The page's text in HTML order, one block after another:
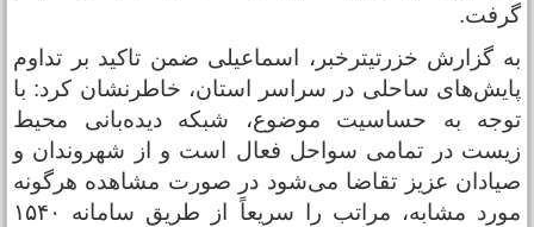
گزارش خزرتیترخبر، اسماعیلی ضمن تاکید بر تداوم
ساحلی در سراسر استان، خاطرنشان کرد: با
به حساسیت موضوع، شبکه دیده‌بانی محیط
در تمامی سواحل فعال است و از شهروندان و
عزیز تقاضا می‌شود در صورت مشاهده هرگونه
مورد مشابه، مراتب را سریعاً از طریق سامانه ۱۵۴۰